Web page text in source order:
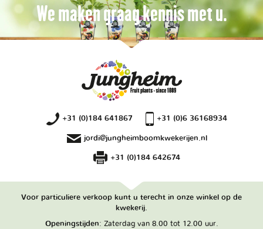
We maken graag kennis met u.
+31 (0)184 641867 +31 (0)6 36168934
jordi@jungheimboomkwekerijen.nl
+31 (0)184 642674
Voor particuliere verkoop kunt u terecht in onze winkel op de
kwekerij.
Openingstijden: Zaterdag van 8.00 tot 12.00 uur.